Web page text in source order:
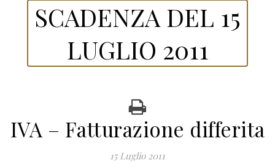
SCADENZA DEL 15
LUGLIO 2011
IVA – Fatturazione differita
15 Luglio 2011